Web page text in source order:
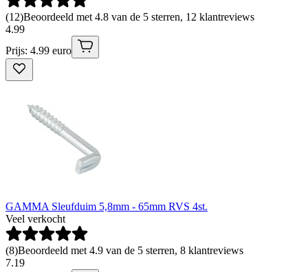
(12)Beoordeeld met 4.8 van de 5 sterren, 12 klantreviews
4.99
Prijs: 4.99 euro
GAMMA Sleufduim 5,8mm - 65mm RVS 4st.
Veel verkocht
(8)Beoordeeld met 4.9 van de 5 sterren, 8 klantreviews
7.19